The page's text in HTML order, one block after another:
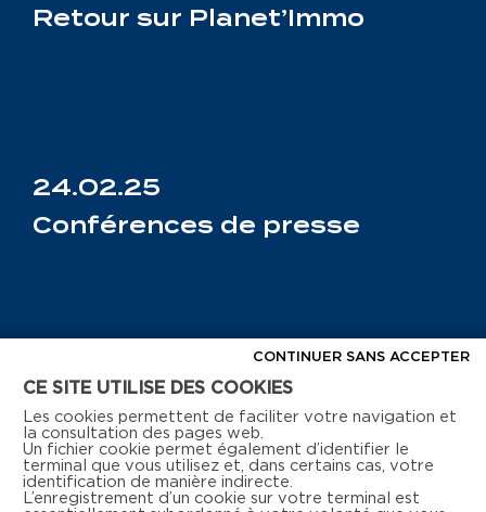
Retour sur Planet’Immo
24.02.25
Conférences de presse
Previous
Next
Last
CE SITE UTILISE DES COOKIES
Les cookies permettent de faciliter votre navigation et
la consultation des pages web.
Un fichier cookie permet également d’identifier le
terminal que vous utilisez et, dans certains cas, votre
identification de manière indirecte.
L’enregistrement d’un cookie sur votre terminal est
CONTINUER SANS ACCEPTER